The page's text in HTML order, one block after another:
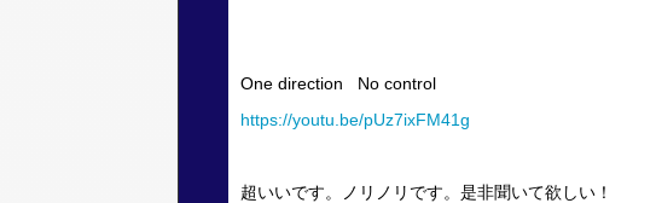
One direction No control
https://youtu.be/pUz7ixFM41g
超いいです。ノリノリです。是非聞いて欲しい！